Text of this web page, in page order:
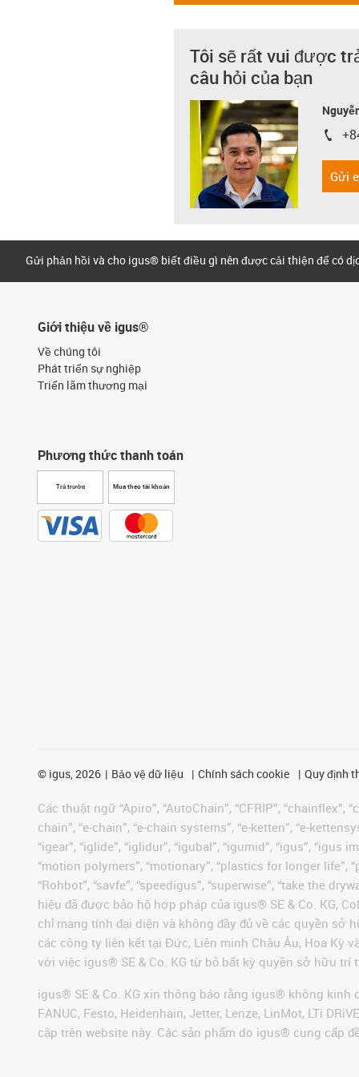
Tôi sẽ rất vui được
câu hỏi của bạn
igus-
Gửi
Gửi phản hồi và cho igus® biết điều gì nên được cải thiện để có
Giới thiệu về igus®
Về chúng tôi
Phát triển sự nghiệp
Triển lãm thương mại
Phương thức thanh toán
Trả trước Mua theo tài khoản
© igus, 2026 Bảo vệ dữ liệu Chính sách cookie Quy định
Các thuật ngữ “Apiro”, “AutoChain”, “CFRIP”, “chainflex”,
chain”, “e-chain”, “e-chain systems”, “e-ketten”, “e-
“igear”, “iglide”, “iglidur”, “igubal”, “igumid”, “igus”, “igus
“motion polymers”, “motionary”, “plastics for longer life”,
“Rohbot”, “savfe”, “speedigus”, “superwise”, “take the
hiệu đã được bảo hộ hợp pháp của igus® SE & Co. KG,
chỉ mang tính đại diện và không đầy đủ về các quyền sở
các công ty liên kết tại Đức, Liên minh Châu Âu, Hoa Kỳ
với việc igus® SE & Co. KG từ bỏ bất kỳ quyền sở hữu trí
igus® SE & Co. KG xin thông báo rằng igus® không kinh
FANUC, Festo, Heidenhain, Jetter, Lenze, LinMot, LTi
cập trên website này. Các sản phẩm do igus® cung cấp